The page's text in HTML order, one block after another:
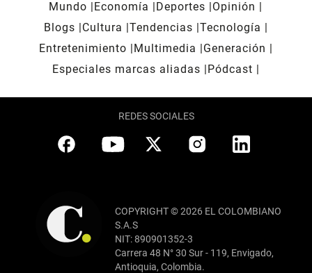
Mundo Economía Deportes
Opinión
Blogs
Cultura Tendencias Tecnología
Entretenimiento
Multimedia
Generación
Especiales marcas aliadas
Pódcast
REDES SOCIALES
COPYRIGHT © 2026 EL COLOMBIANO
S.A.S
NIT: 890901352-3
Carrera 48 N° 30 Sur - 119, Envigado,
Antioquia, Colombia.